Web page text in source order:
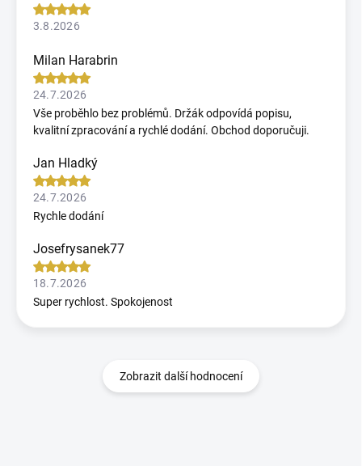
3.8.2026
Milan Harabrin
24.7.2026
Vše proběhlo bez problémů. Držák odpovídá popisu,
kvalitní zpracování a rychlé dodání. Obchod doporučuji.
Jan Hladký
24.7.2026
Rychle dodání
Josefrysanek77
18.7.2026
Super rychlost. Spokojenost
Zobrazit další hodnocení